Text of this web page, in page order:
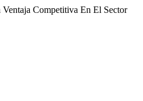
Competitiva En El Sector